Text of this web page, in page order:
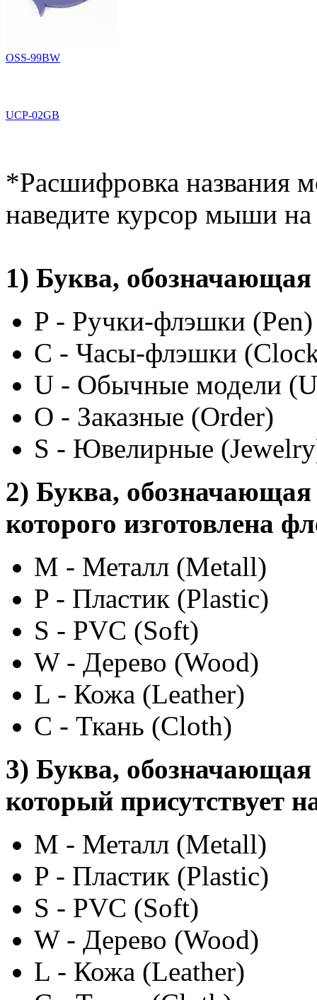
OSS-99BW
UCP-02GB
*Расшифровка названия
наведите курсор мыши
1) Буква,
P - Ручки-флэшки (Pen)
C - Часы-флэшки
U - Обычные модели
O - Заказные (Order)
S - Ювелирные
2) Буква,
которого изготовлена
M - Металл (Metall)
P - Пластик (Plastic)
S - PVC (Soft)
W - Дерево (Wood)
L - Кожа (Leather)
C - Ткань (Cloth)
3) Буква,
который присутствует
M - Металл (Metall)
P - Пластик (Plastic)
S - PVC (Soft)
W - Дерево (Wood)
L - Кожа (Leather)